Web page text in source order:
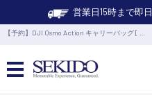
営業日15時まで即
【予約】DJI Osmo Action キャリーバッグ [ …